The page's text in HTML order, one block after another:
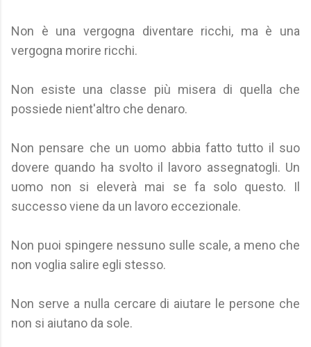
Non è una vergogna diventare ricchi, ma è una
vergogna morire ricchi.
Non esiste una classe più misera di quella che
possiede nient'altro che denaro.
Non pensare che un uomo abbia fatto tutto il suo
dovere quando ha svolto il lavoro assegnatogli. Un
uomo non si eleverà mai se fa solo questo. Il
successo viene da un lavoro eccezionale.
Non puoi spingere nessuno sulle scale, a meno che
non voglia salire egli stesso.
Non serve a nulla cercare di aiutare le persone che
non si aiutano da sole.